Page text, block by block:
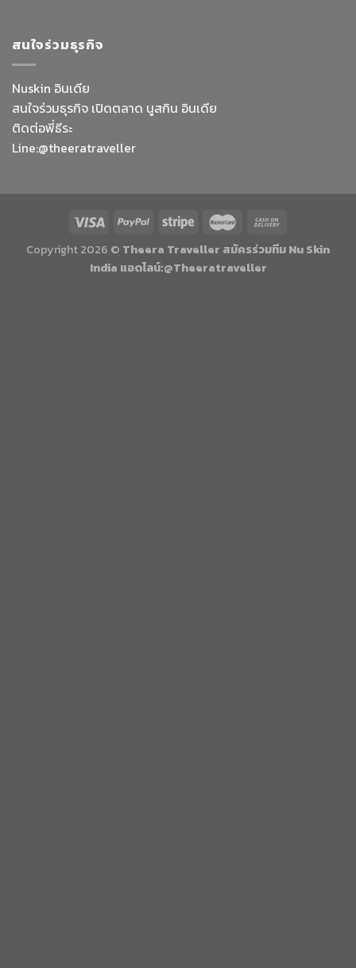
สนใจร่วมธุรกิจ
Nuskin อินเดีย
สนใจร่วมธุรกิจ เปิดตลาด นูสกิน อินเดีย
ติดต่อพี่ธีระ
Line:@theeratraveller
Copyright 2026 © Theera Traveller สมัครร่วมทีม Nu Skin
India แอดไลน์:@Theeratraveller